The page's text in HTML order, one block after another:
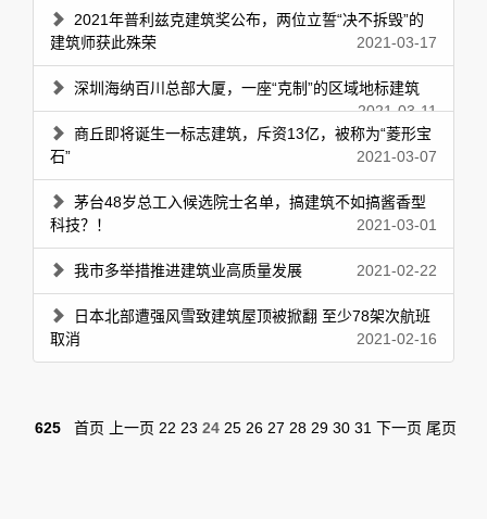
2021年普利兹克建筑奖公布，两位立誓“决不拆毁”的
建筑师获此殊荣
2021-03-17
深圳海纳百川总部大厦，一座“克制”的区域地标建筑
2021-03-11
商丘即将诞生一标志建筑，斥资13亿，被称为“菱形宝
石”
2021-03-07
茅台48岁总工入候选院士名单，搞建筑不如搞酱香型
科技？！
2021-03-01
我市多举措推进建筑业高质量发展 2021-02-22
日本北部遭强风雪致建筑屋顶被掀翻 至少78架次航班
取消
2021-02-16
625 首页 上一页 22 23 24 25 26 27 28 29 30 31 下一页 尾页